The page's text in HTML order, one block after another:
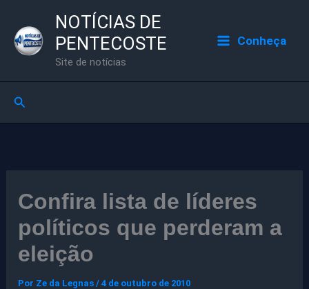
para
NOTÍCIAS DE
PENTECOSTE
Site de notícias
Conheça
Pesquisar
Confira lista de líderes
políticos que perderam a
eleição
Por Ze da Legnas/4 de outubro de 2010